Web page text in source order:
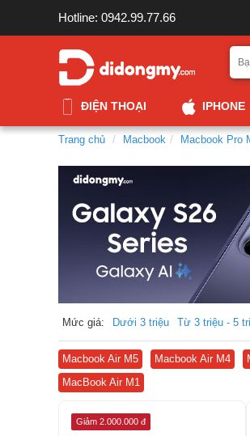
Hotline: 0942.99.77.66
ĐIỆN THOẠI IPHONE
Trang chủ Macbook Macbook Pro
Mức giá: Dưới 3 triệu Từ 3 triệu - 5
Macbook Air M5 Macbook Air M4
MacBook Air M1
Giảm 2.000.000 đ